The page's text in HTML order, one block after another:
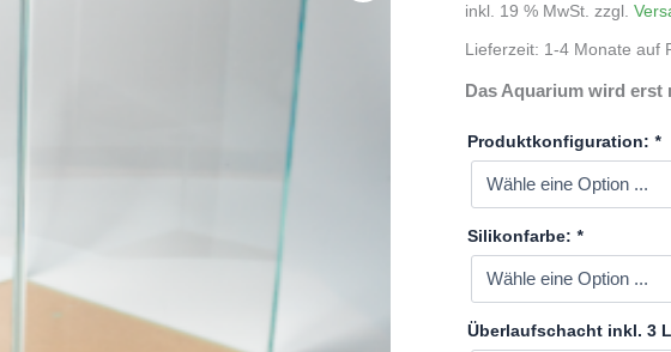
inkl. 19 % MwSt. zzgl.
Lieferzeit: 1-4 Monate auf
Das Aquarium wird erst
Produktkonfiguration:*
Silikonfarbe:*
Überlaufschacht inkl. 3